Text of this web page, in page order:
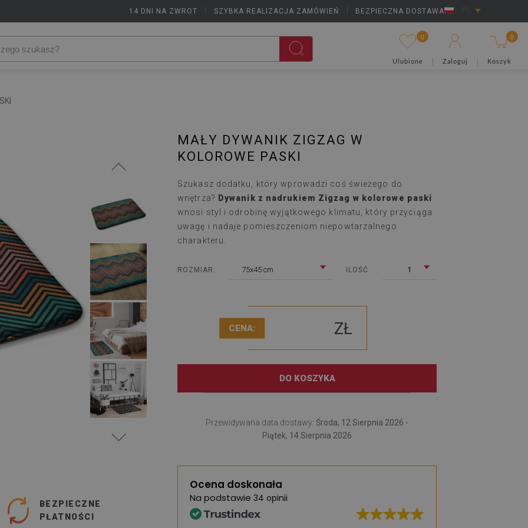
14 DNI NA ZWROT SZYBKA REALIZACJA ZAMÓWIEŃ BEZPIECZNA DOSTAWA
0
Ulubione Zaloguj
0
Koszyk
BEZPIECZNE
PŁATNOŚCI
MAŁY DYWANIK ZIGZAG W
KOLOROWE PASKI
Szukasz dodatku, który wprowadzi coś świeżego do
wnętrza? Dywanik z nadrukiem Zigzag w kolorowe paski
wnosi styl i odrobinę wyjątkowego klimatu, który przyciąga
uwagę i nadaje pomieszczeniom niepowtarzalnego
charakteru.
ROZMIAR: 75x45 cm ILOŚĆ 1
CENA: ZŁ
DO KOSZYKA
Przewidywana data dostawy: Środa, 12 Sierpnia 2026 -
Piątek, 14 Sierpnia 2026
Ocena doskonała
Na podstawie 34 opinii